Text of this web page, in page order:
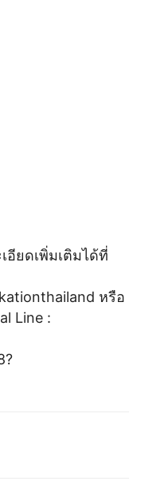
อียดเพิ่มเติมได้ที่
หรือ
Line :